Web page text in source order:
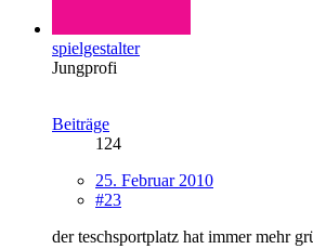
spielgestalter
Jungprofi
Beiträge
124
25. Februar 2010
#23
der teschsportplatz hat immer mehr